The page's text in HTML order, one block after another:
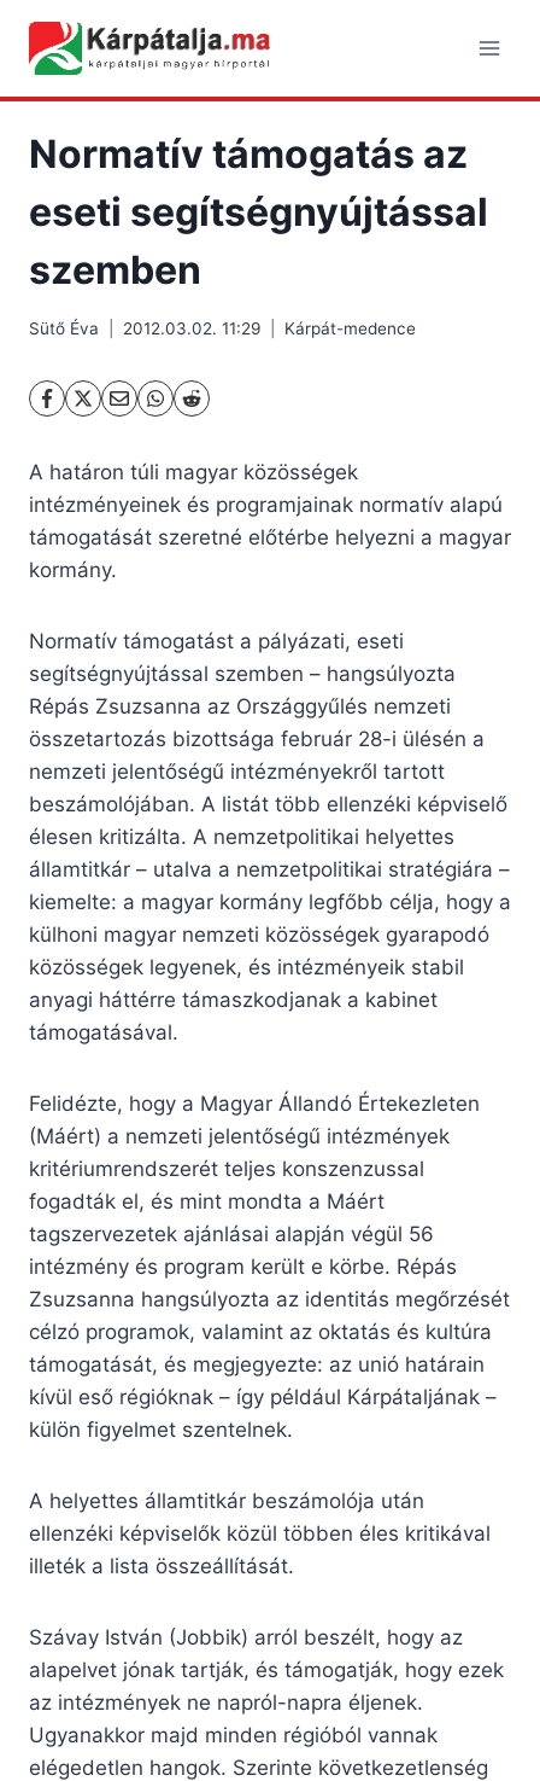
content
Normatív támogatás az
eseti segítségnyújtással
szemben
Sütő Éva 2012.03.02. 11:29 Kárpát-medence
A határon túli magyar közösségek
intézményeinek és programjainak normatív alapú
támogatását szeretné előtérbe helyezni a magyar
kormány.
Normatív támogatást a pályázati, eseti
segítségnyújtással szemben – hangsúlyozta
Répás Zsuzsanna az Országgyűlés nemzeti
összetartozás bizottsága február 28-i ülésén a
nemzeti jelentőségű intézményekről tartott
beszámolójában. A listát több ellenzéki képviselő
élesen kritizálta. A nemzetpolitikai helyettes
államtitkár – utalva a nemzetpolitikai stratégiára –
kiemelte: a magyar kormány legfőbb célja, hogy a
külhoni magyar nemzeti közösségek gyarapodó
közösségek legyenek, és intézményeik stabil
anyagi háttérre támaszkodjanak a kabinet
támogatásával.
Felidézte, hogy a Magyar Állandó Értekezleten
(Máért) a nemzeti jelentőségű intézmények
kritériumrendszerét teljes konszenzussal
fogadták el, és mint mondta a Máért
tagszervezetek ajánlásai alapján végül 56
intézmény és program került e körbe. Répás
Zsuzsanna hangsúlyozta az identitás megőrzését
célzó programok, valamint az oktatás és kultúra
támogatását, és megjegyezte: az unió határain
kívül eső régióknak – így például Kárpátaljának –
külön figyelmet szentelnek.
A helyettes államtitkár beszámolója után
ellenzéki képviselők közül többen éles kritikával
illeték a lista összeállítását.
Szávay István (Jobbik) arról beszélt, hogy az
alapelvet jónak tartják, és támogatják, hogy ezek
az intézmények ne napról-napra éljenek.
Ugyanakkor majd minden régióból vannak
elégedetlen hangok. Szerinte következetlenség